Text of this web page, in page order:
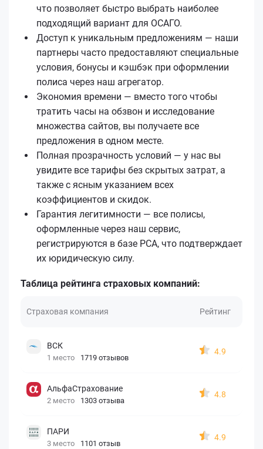
что позволяет быстро выбрать наиболее
подходящий вариант для ОСАГО.
Доступ к уникальным предложениям — наши
партнеры часто предоставляют специальные
условия, бонусы и кэшбэк при оформлении
полиса через наш агрегатор.
Экономия времени — вместо того чтобы
тратить часы на обзвон и исследование
множества сайтов, вы получаете все
предложения в одном месте.
Полная прозрачность условий — у нас вы
увидите все тарифы без скрытых затрат, а
также с ясным указанием всех
коэффициентов и скидок.
Гарантия легитимности — все полисы,
оформленные через наш сервис,
регистрируются в базе РСА, что подтверждает
их юридическую силу.
Таблица рейтинга страховых компаний:
Страховая компания Рейтинг
ВСК
1 место 1719 отзывов
4.9
АльфаСтрахование
2 место 1303 отзыва
4.8
ПАРИ
3 место 1101 отзыв
4.9